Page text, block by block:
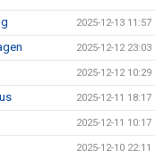
2025-12-13 11:57
2025-12-12 23:03
2025-12-12 10:29
2025-12-11 18:17
2025-12-11 10:17
2025-12-10 22:11